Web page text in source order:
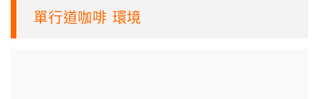
單行道咖啡 環境